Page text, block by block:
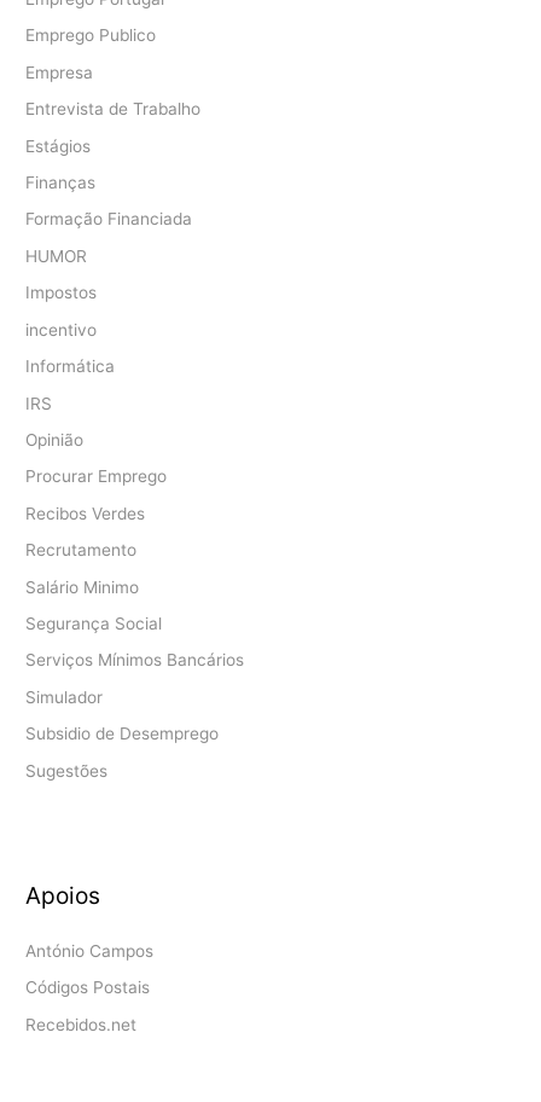
Emprego Publico
Empresa
Entrevista de Trabalho
Estágios
Finanças
Formação Financiada
HUMOR
Impostos
incentivo
Informática
IRS
Opinião
Procurar Emprego
Recibos Verdes
Recrutamento
Salário Minimo
Segurança Social
Serviços Mínimos Bancários
Simulador
Subsidio de Desemprego
Sugestões
Apoios
António Campos
Códigos Postais
Recebidos.net